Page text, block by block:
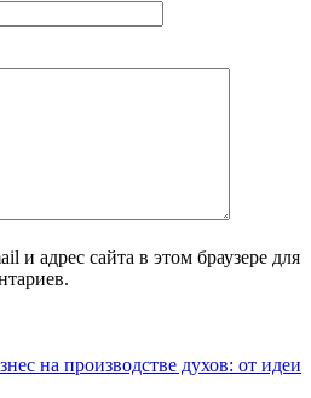
и адрес сайта в этом браузере для
на производстве духов: от идеи